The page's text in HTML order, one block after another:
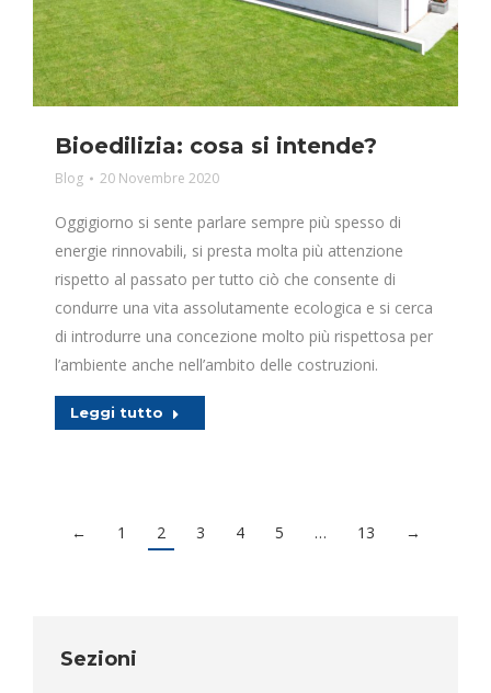
Bioedilizia: cosa si intende?
Blog 20 Novembre 2020
Oggigiorno si sente parlare sempre più spesso di
energie rinnovabili, si presta molta più attenzione
rispetto al passato per tutto ciò che consente di
condurre una vita assolutamente ecologica e si cerca
di introdurre una concezione molto più rispettosa per
l’ambiente anche nell’ambito delle costruzioni.
Leggi tutto
← 1 2 3 4 5 … 13 →
Sezioni